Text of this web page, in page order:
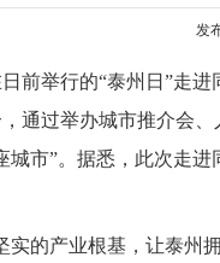
发
前举行的“泰州日”走
通过举办城市推介会
城市”。据悉，此次走进
实的产业根基，让泰州